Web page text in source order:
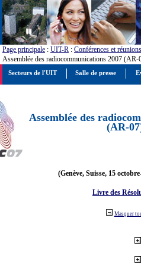
Page principale : UIT-R : Conférences et réunions
Assemblée des radiocommunications 2007 (AR-
Assemblée des
(AR-
(Genève, Suisse, 15
Livre des
Masquer
Secteurs de l'UIT Salle de presse